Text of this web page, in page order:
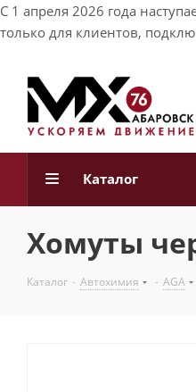
С 1 апреля 2026 года
только для клиентов,
Каталог
Хомуты
Каталог - Автохимия - AGA